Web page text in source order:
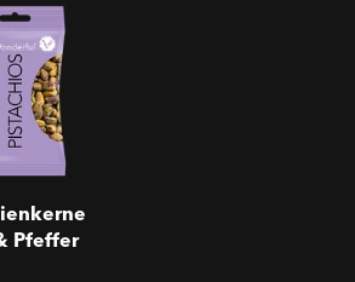
Pfeffer
Pfeffer